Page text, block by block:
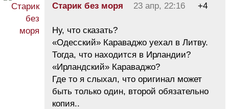
Старик без моря 23 апр, 22:16 +4
Ну, что сказать?
«Одесский» Караваджо уехал в Литву.
Тогда, что находится в Ирландии?
«Ирландский» Караваджо?
Где то я слыхал, что оригинал может
быть только один, второй обязательно
копия..